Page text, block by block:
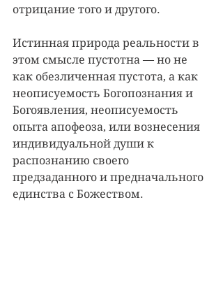
отрицание того и другого.
Истинная природа реальности в
этом смысле пустотна — но не
как обезличенная пустота, а как
неописуемость Богопознания и
Богоявления, неописуемость
опыта апофеоза, или вознесения
индивидуальной души к
распознанию своего
предзаданного и предначального
единства с Божеством.